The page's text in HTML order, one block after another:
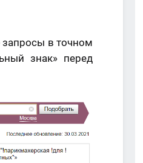
в точном
знак» перед